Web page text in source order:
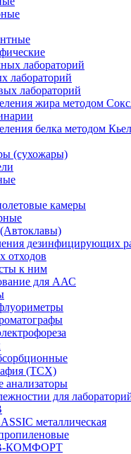
лабораторий
лабораторий
лабораторий
жира методом
белка методом
(сухожары)
камеры
дезинфицирующих
отходов
к ним
для ААС
(ТСХ)
анализаторы
для
металлическая
КОМФОРТ